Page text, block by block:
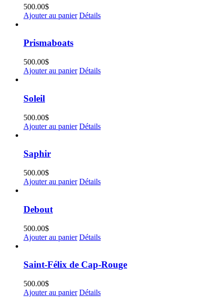
500.00$
Ajouter au panier Détails
Prismaboats
500.00$
Ajouter au panier Détails
Soleil
500.00$
Ajouter au panier Détails
Saphir
500.00$
Ajouter au panier Détails
Debout
500.00$
Ajouter au panier Détails
Saint-Félix de Cap-Rouge
500.00$
Ajouter au panier Détails